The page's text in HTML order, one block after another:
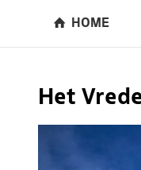
HOME
Het